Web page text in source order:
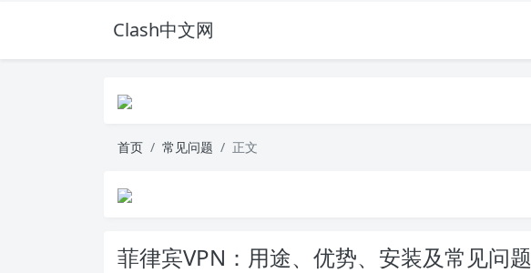
Clash中文网
首页 常见问题 正文
菲律宾VPN：用途、优势、安装及常见问题